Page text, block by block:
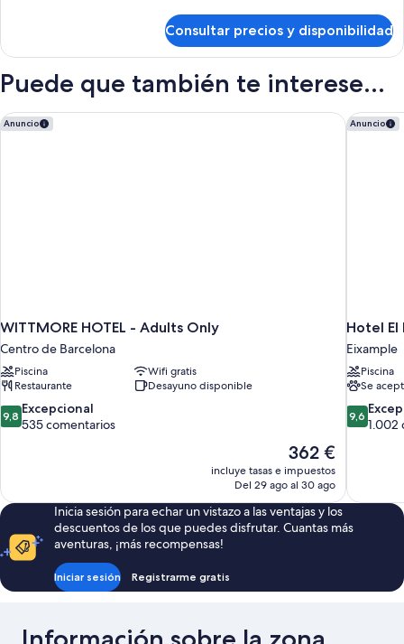
WITH
BED
Consultar precios y disponibilidad
Puede que también te interese...
Anuncio
WITTMORE HOTEL - Adults Only
Centro de Barcelona
Piscina
Wifi gratis
Restaurante
Desayuno disponible
9.8
sobre
9,8 Excepcional
535 comentarios
El
precio
actual
de
362 €
362 €
incluye tasas e impuestos
Del 29 ago al 30 ago
WITTMORE HOTEL - Adults Only Anuncio
Hotel El
Eixample
Piscina
Se
9.6
sobre
9,6
1.002
Hotel El
Inicia sesión para echar un vistazo a las ventajas y los
descuentos de los que puedes disfrutar. Cuantas más
aventuras, ¡más recompensas!
Iniciar sesión Registrarme gratis